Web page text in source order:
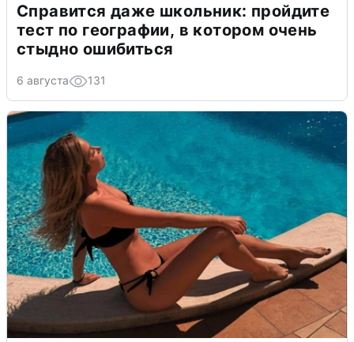
Справится даже школьник: пройдите
тест по географии, в котором очень
стыдно ошибиться
6 августа 131